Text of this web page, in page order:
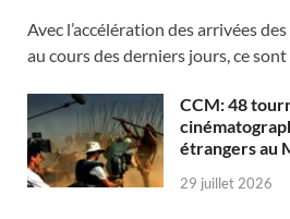
Avec l’accélération des arrivées
au cours des derniers jours, ce
CCM: 48
étrangers au
29 juillet 2026